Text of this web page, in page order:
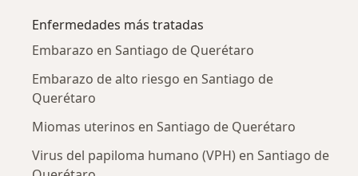
Enfermedades más tratadas
Embarazo en Santiago de Querétaro
Embarazo de alto riesgo en Santiago de
Querétaro
Miomas uterinos en Santiago de Querétaro
Virus del papiloma humano (VPH) en Santiago de